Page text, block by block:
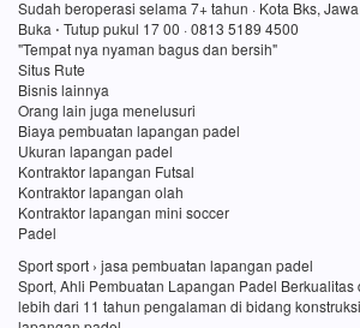
Sudah beroperasi selama 7+ tahun · Kota Bks,
Buka ⋅ Tutup pukul 17 00 · 0813 5189 4500
"Tempat nya nyaman bagus dan bersih"
Situs Rute
Bisnis lainnya
Orang lain juga menelusuri
Biaya pembuatan lapangan padel
Ukuran lapangan padel
Kontraktor lapangan Futsal
Kontraktor lapangan olah
Kontraktor lapangan mini soccer
Padel
Sport sport › jasa pembuatan lapangan padel
Sport, Ahli Pembuatan Lapangan Padel
lebih dari 11 tahun pengalaman di bidang